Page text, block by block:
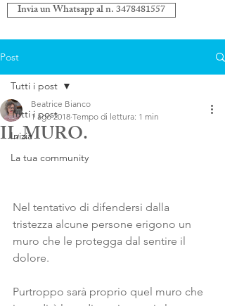
Invia un Whatsapp al n. 3478481557
Post
Tutti i post
Inizia
La tua community
Tutti i post
IL MURO.
Beatrice Bianco
1 ago 2018 Tempo di lettura: 1 min
Nel tentativo di difendersi dalla
tristezza alcune persone erigono un
muro che le protegga dal sentire il
dolore.
Purtroppo sarà proprio quel muro che